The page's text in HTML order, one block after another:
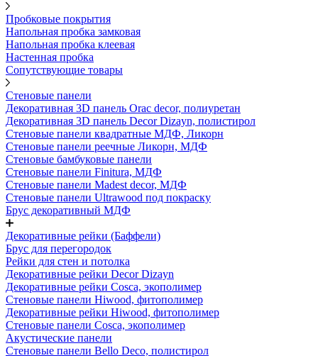
Пробковые покрытия
Напольная пробка замковая
Напольная пробка клеевая
Настенная пробка
Сопутствующие товары
Стеновые панели
Декоративная 3D панель Orac decor, полиуретан
Декоративная 3D панель Decor Dizayn, полистирол
Стеновые панели квадратные МДФ, Ликорн
Стеновые панели реечные Ликорн, МДФ
Стеновые бамбуковые панели
Стеновые панели Finitura, МДФ
Стеновые панели Madest decor, МДФ
Стеновые панели Ultrawood под покраску
Брус декоративный МДФ
Декоративные рейки (Баффели)
Брус для перегородок
Рейки для стен и потолка
Декоративные рейки Decor Dizayn
Декоративные рейки Cosca, экополимер
Стеновые панели Hiwood, фитополимер
Декоративные рейки Hiwood, фитополимер
Стеновые панели Cosca, экополимер
Акустические панели
Стеновые панели Bello Deco, полистирол